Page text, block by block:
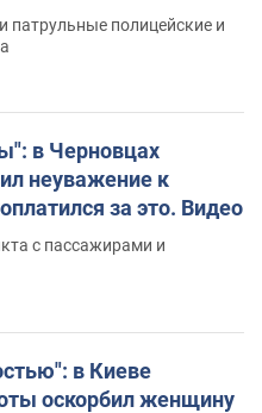
патрульные полицейские и
в Черновцах
неуважение к
за это. Видео
с пассажирами и
в Киеве
оскорбил женщину